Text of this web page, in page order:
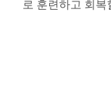
로 훈련하고 회복